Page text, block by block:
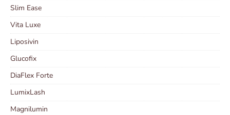
Slim Ease
Vita Luxe
Liposivin
Glucofix
DiaFlex Forte
LumixLash
Magnilumin